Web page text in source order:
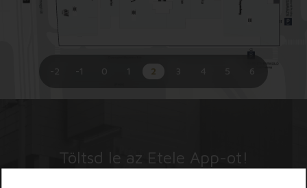
-1 0 1 2 6
Töltsd le az Etele App-ot!